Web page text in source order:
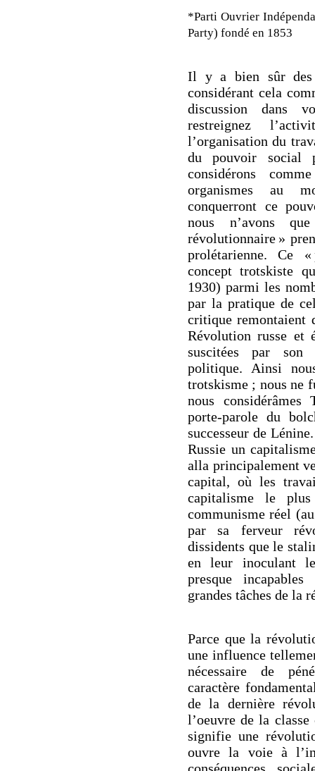
*Parti Ouvrier
Party) fondé en 1853
Il y a bien sûr des
considérant cela
discussion dans
restreignez
l’organisation du
du pouvoir social
considérons
organismes au
conquerront ce
nous n’avons
révolutionnaire »
prolétarienne. Ce
concept trotskiste
1930) parmi les
par la pratique de
critique remontaient
Révolution russe et
suscitées par son
politique. Ainsi
trotskisme ; nous ne
nous
porte-parole du
successeur de
Russie un
alla principalement
capital, où les
capitalisme le
communisme réel
par sa ferveur
dissidents que le
en leur inoculant
presque
grandes tâches de la
Parce que la
une influence
nécessaire de
caractère
de la dernière
l’oeuvre de la
signifie une
ouvre la voie à
conséquences